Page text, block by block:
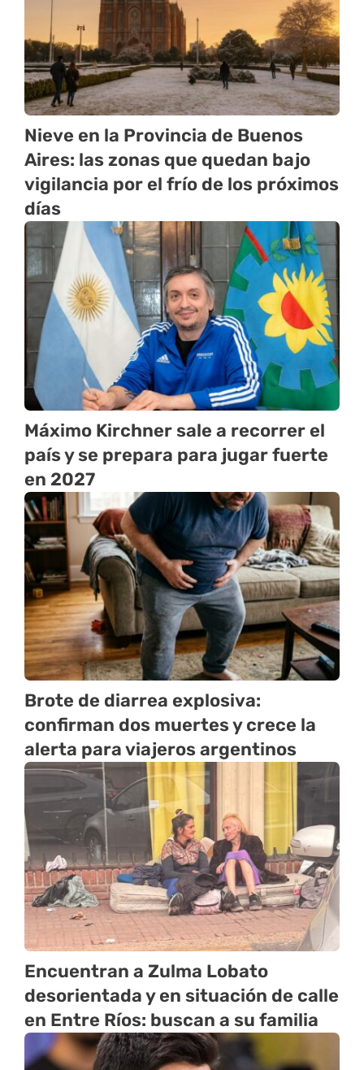
Nieve en la Provincia de Buenos
Aires: las zonas que quedan bajo
vigilancia por el frío de los próximos
días
Máximo Kirchner sale a recorrer el
país y se prepara para jugar fuerte
en 2027
Brote de diarrea explosiva:
confirman dos muertes y crece la
alerta para viajeros argentinos
Encuentran a Zulma Lobato
desorientada y en situación de calle
en Entre Ríos: buscan a su familia